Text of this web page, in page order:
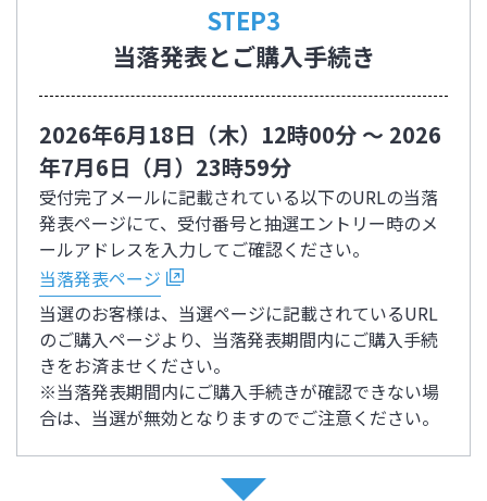
STEP3
当落発表とご購入手続き
2026年6月18日（木）12時00分 ～ 2026
年7月6日（月）23時59分
受付完了メールに記載されている以下のURLの当落
発表ページにて、受付番号と抽選エントリー時のメ
ールアドレスを入力してご確認ください。
当落発表ページ
当選のお客様は、当選ページに記載されているURL
のご購入ページより、当落発表期間内にご購入手続
きをお済ませください。
※当落発表期間内にご購入手続きが確認できない場
合は、当選が無効となりますのでご注意ください。